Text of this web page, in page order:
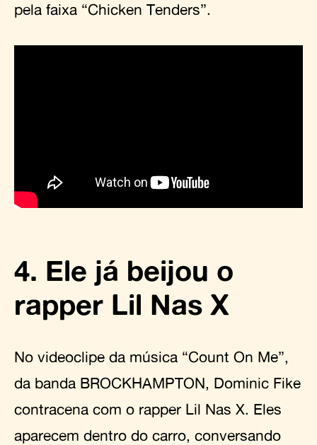
pela faixa “Chicken Tenders”.
4. Ele já beijou o
rapper Lil Nas X
No videoclipe da música “Count On Me”,
da banda BROCKHAMPTON, Dominic Fike
contracena com o rapper Lil Nas X. Eles
aparecem dentro do carro, conversando